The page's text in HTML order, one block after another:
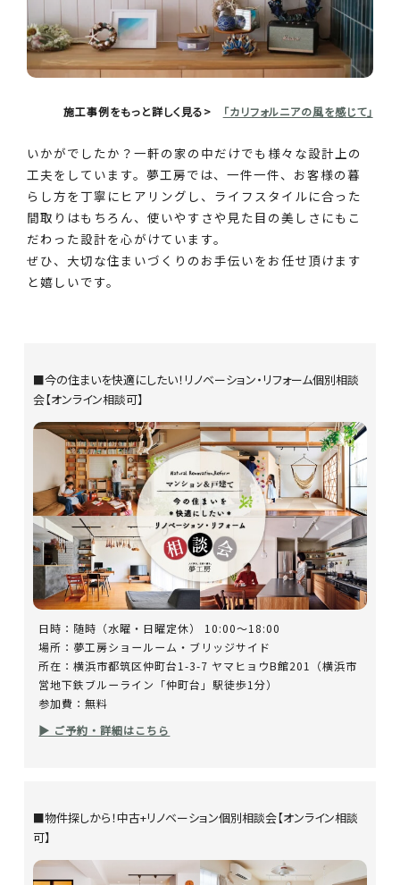
施工事例をもっと詳しく見る> 「カリフォルニアの風を感じて」
いかがでしたか？一軒の家の中だけでも様々な設計上の
工夫をしています。夢工房では、一件一件、お客様の暮
らし方を丁寧にヒアリングし、ライフスタイルに合った
間取りはもちろん、使いやすさや見た目の美しさにもこ
だわった設計を心がけています。
ぜひ、大切な住まいづくりのお手伝いをお任せ頂けます
と嬉しいです。
■今の住まいを快適にしたい！リノベーション・リフォーム個別相談
会【オンライン相談可】
日時：随時（水曜・日曜定休） 10:00～18:00
場所：夢工房ショールーム・ブリッジサイド
所在：横浜市都筑区仲町台1-3-7 ヤマヒョウB館201（横浜市
営地下鉄ブルーライン「仲町台」駅徒歩1分）
参加費：無料
▶ ご予約・詳細はこちら
■物件探しから！中古+リノベーション個別相談会【オンライン相談
可】